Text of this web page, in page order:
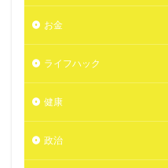
お金
ライフハック
健康
政治